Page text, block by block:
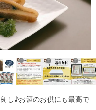
し♪お酒のお供にも最高で